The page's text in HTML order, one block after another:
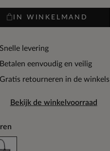
IN WINKELMAND
levering
eenvoudig en veilig
retourneren in de winkels
Bekijk de winkelvoorraad